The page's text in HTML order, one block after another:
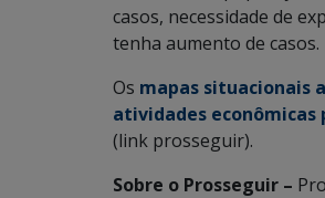
casos, necessidade de
tenha aumento de casos.
Os mapas situacionais
atividades econômicas
(link prosseguir).
Sobre o Prosseguir –